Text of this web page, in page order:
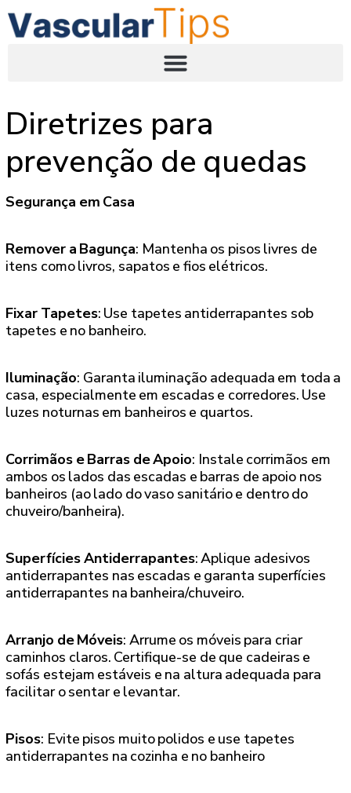
Diretrizes para
prevenção de quedas
Segurança em Casa
Remover a Bagunça: Mantenha os pisos livres de
itens como livros, sapatos e fios elétricos.
Fixar Tapetes: Use tapetes antiderrapantes sob
tapetes e no banheiro.
Iluminação: Garanta iluminação adequada em toda a
casa, especialmente em escadas e corredores. Use
luzes noturnas em banheiros e quartos.
Corrimãos e Barras de Apoio: Instale corrimãos em
ambos os lados das escadas e barras de apoio nos
banheiros (ao lado do vaso sanitário e dentro do
chuveiro/banheira).
Superfícies Antiderrapantes: Aplique adesivos
antiderrapantes nas escadas e garanta superfícies
antiderrapantes na banheira/chuveiro.
Arranjo de Móveis: Arrume os móveis para criar
caminhos claros. Certifique-se de que cadeiras e
sofás estejam estáveis e na altura adequada para
facilitar o sentar e levantar.
Pisos: Evite pisos muito polidos e use tapetes
antiderrapantes na cozinha e no banheiro